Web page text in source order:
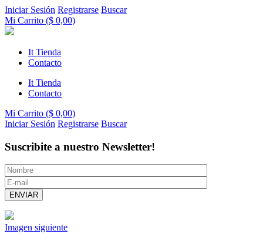
Iniciar Sesión Registrarse Buscar
Mi Carrito ($ 0,00)
It Tienda
Contacto
It Tienda
Contacto
Mi Carrito ($ 0,00)
Iniciar Sesión Registrarse Buscar
Suscribite a nuestro Newsletter!
Imagen siguiente